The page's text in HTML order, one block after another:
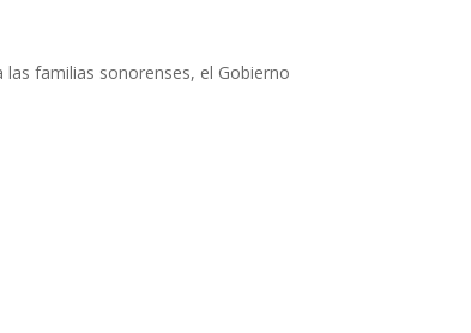
familias sonorenses, el Gobierno